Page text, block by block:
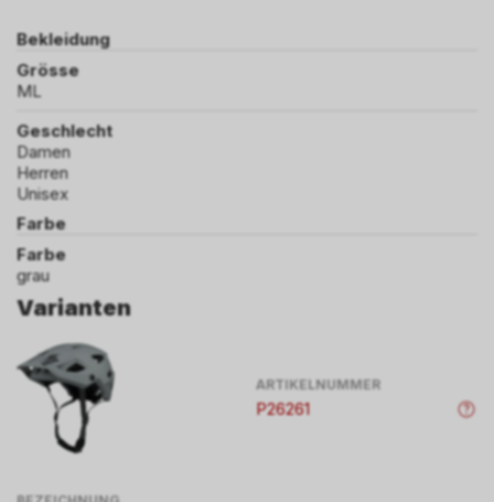
Bekleidung
Grösse
ML
Geschlecht
Damen
Herren
Unisex
Farbe
Farbe
grau
Varianten
ARTIKELNUMMER
P26261